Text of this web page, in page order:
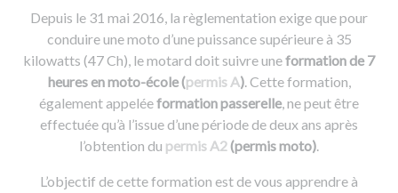
Depuis le 31 mai 2016, la règlementation exige que pour
conduire une moto d’une puissance supérieure à 35
kilowatts (47 Ch), le motard doit suivre uneformation de 7
heures en moto-école (permis A). Cette formation,
également appeléeformation passerelle, ne peut être
effectuée qu’à l’issue d’une période de deux ans après
l’obtention du permis A2(permis moto).
L’objectif de cette formation est de vous apprendre à